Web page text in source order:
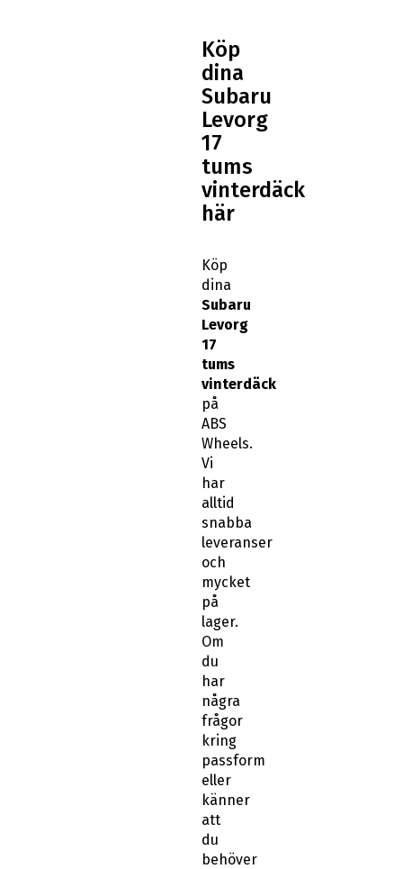
Köp
dina
Subaru
Levorg
17
tums
vinterdäck
här
Köp
dina
Subaru
Levorg
17
tums
vinterdäck
på
ABS
Wheels.
Vi
har
alltid
snabba
leveranser
och
mycket
på
lager.
Om
du
har
några
frågor
kring
passform
eller
känner
att
du
behöver